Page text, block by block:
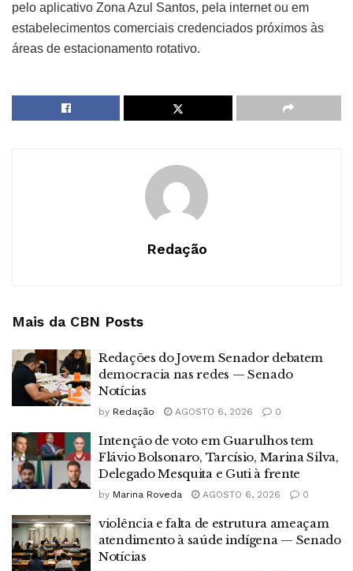
pelo aplicativo Zona Azul Santos, pela internet ou em
estabelecimentos comerciais credenciados próximos às
áreas de estacionamento rotativo.
Redação
Mais da CBN Posts
Redações do Jovem Senador debatem
democracia nas redes — Senado
Notícias
by Redação AGOSTO 6, 2026 0
Intenção de voto em Guarulhos tem
Flávio Bolsonaro, Tarcísio, Marina Silva,
Delegado Mesquita e Guti à frente
by Marina Roveda AGOSTO 6, 2026 0
violência e falta de estrutura ameaçam
atendimento à saúde indígena — Senado
Notícias